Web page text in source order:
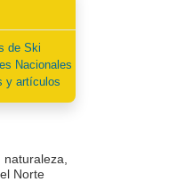
de Ski
Nacionales
y artículos
Norte